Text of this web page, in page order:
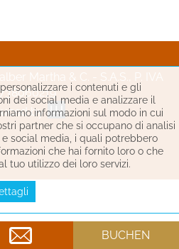
Martha & C. - S.A.S., P. IVA
by
i contenuti e gli
dei social media e analizzare il
informazioni sul modo in cui
partner che si occupano di analisi
social media, i quali potrebbero
che hai fornito loro o che
tuo utilizzo dei loro servizi.
BUCHEN